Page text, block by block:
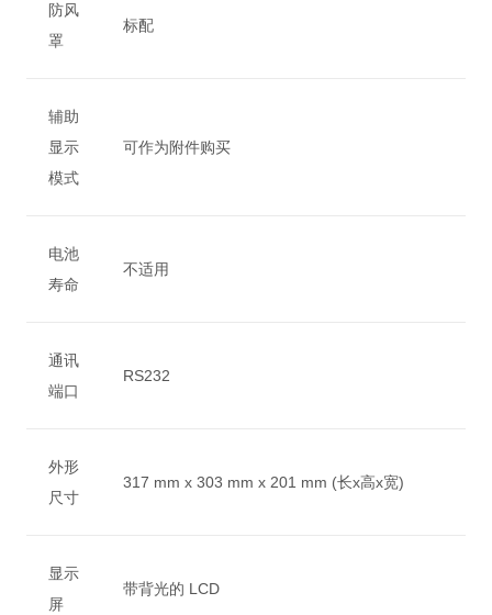
防风
罩
标配
辅助
显示
模式
可作为附件购买
电池
寿命
不适用
通讯
端口
RS232
外形
尺寸
317 mm x 303 mm x 201 mm (长x高x宽)
显示
屏
带背光的 LCD